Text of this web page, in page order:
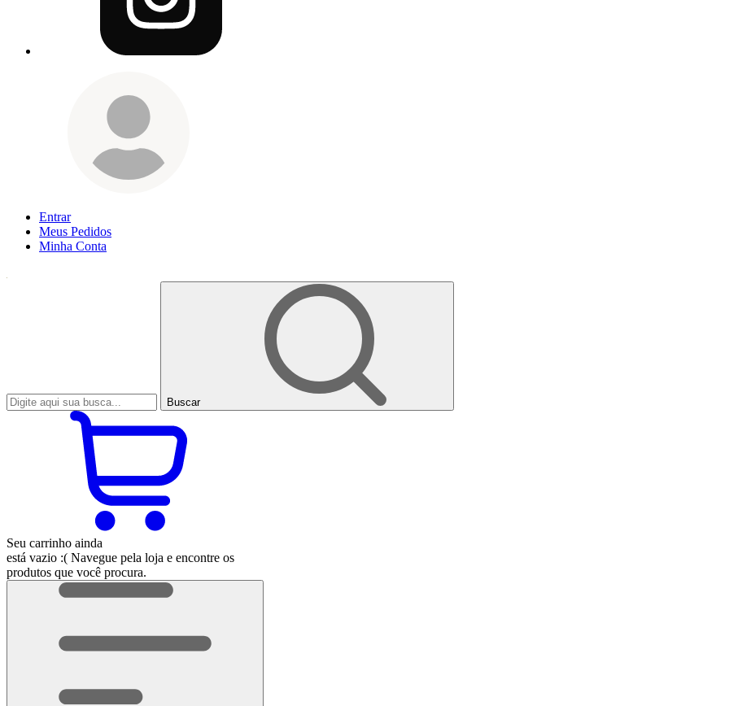
Entrar
Meus Pedidos
Minha Conta
Buscar
Seu carrinho ainda
está vazio :( Navegue pela loja e encontre os
produtos que você procura.